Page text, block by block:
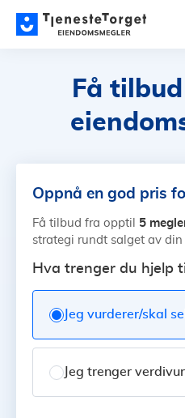
Få
Oppnå en god pris
Få tilbud fra opptil 5
strategi rundt salget av din
Hva trenger du hjelp
Jeg vurderer/skal
Jeg trenger